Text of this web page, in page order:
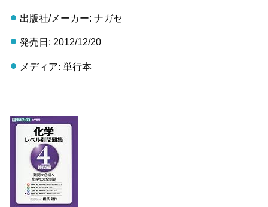
出版社/メーカー: ナガセ
発売日: 2012/12/20
メディア: 単行本